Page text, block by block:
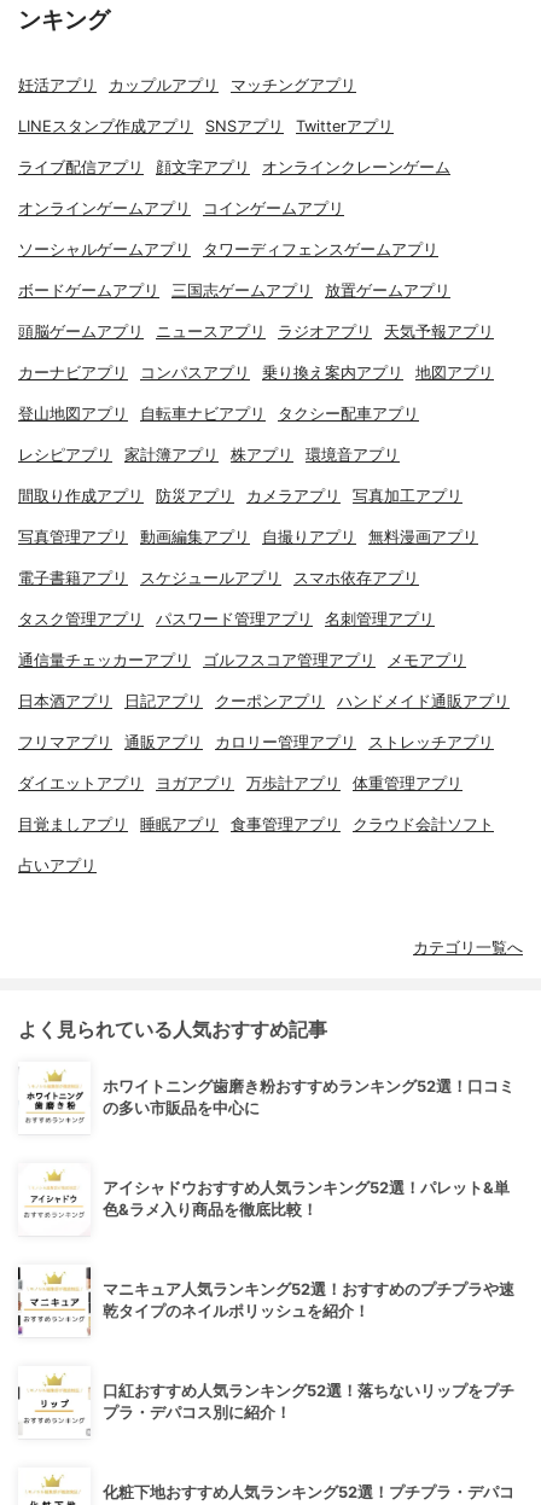
ンキング
妊活アプリ カップルアプリ マッチングアプリ
LINEスタンプ作成アプリ SNSアプリ Twitterアプリ
ライブ配信アプリ 顔文字アプリ オンラインクレーンゲーム
オンラインゲームアプリ コインゲームアプリ
ソーシャルゲームアプリ タワーディフェンスゲームアプリ
ボードゲームアプリ 三国志ゲームアプリ 放置ゲームアプリ
頭脳ゲームアプリ ニュースアプリ ラジオアプリ 天気予報アプリ
カーナビアプリ コンパスアプリ 乗り換え案内アプリ 地図アプリ
登山地図アプリ 自転車ナビアプリ タクシー配車アプリ
レシピアプリ 家計簿アプリ 株アプリ 環境音アプリ
間取り作成アプリ 防災アプリ カメラアプリ 写真加工アプリ
写真管理アプリ 動画編集アプリ 自撮りアプリ 無料漫画アプリ
電子書籍アプリ スケジュールアプリ スマホ依存アプリ
タスク管理アプリ パスワード管理アプリ 名刺管理アプリ
通信量チェッカーアプリ ゴルフスコア管理アプリ メモアプリ
日本酒アプリ 日記アプリ クーポンアプリ ハンドメイド通販アプリ
フリマアプリ 通販アプリ カロリー管理アプリ ストレッチアプリ
ダイエットアプリ ヨガアプリ 万歩計アプリ 体重管理アプリ
目覚ましアプリ 睡眠アプリ 食事管理アプリ クラウド会計ソフト
占いアプリ
カテゴリ一覧へ
よく見られている人気おすすめ記事
ホワイトニング歯磨き粉おすすめランキング52選！口コミ
の多い市販品を中心に
アイシャドウおすすめ人気ランキング52選！パレット&単
色&ラメ入り商品を徹底比較！
マニキュア人気ランキング52選！おすすめのプチプラや速
乾タイプのネイルポリッシュを紹介！
口紅おすすめ人気ランキング52選！落ちないリップをプチ
プラ・デパコス別に紹介！
化粧下地おすすめ人気ランキング52選！プチプラ・デパコ